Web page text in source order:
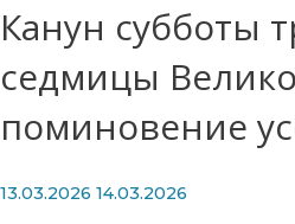
Канун субботы
седмицы
поминовение
13.03.2026 14.03.2026